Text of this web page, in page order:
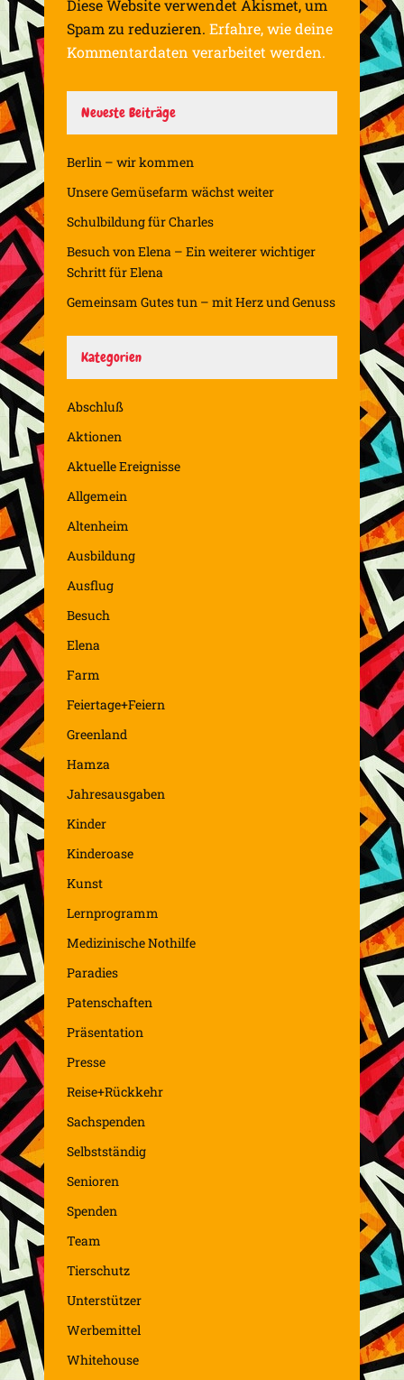
Diese Website verwendet Akismet, um
Spam zu reduzieren. Erfahre, wie deine
Kommentardaten verarbeitet werden.
Neueste Beiträge
Berlin – wir kommen
Unsere Gemüsefarm wächst weiter
Schulbildung für Charles
Besuch von Elena – Ein weiterer wichtiger
Schritt für Elena
Gemeinsam Gutes tun – mit Herz und Genuss
Kategorien
Abschluß
Aktionen
Aktuelle Ereignisse
Allgemein
Altenheim
Ausbildung
Ausflug
Besuch
Elena
Farm
Feiertage+Feiern
Greenland
Hamza
Jahresausgaben
Kinder
Kinderoase
Kunst
Lernprogramm
Medizinische Nothilfe
Paradies
Patenschaften
Präsentation
Presse
Reise+Rückkehr
Sachspenden
Selbstständig
Senioren
Spenden
Team
Tierschutz
Unterstützer
Werbemittel
Whitehouse